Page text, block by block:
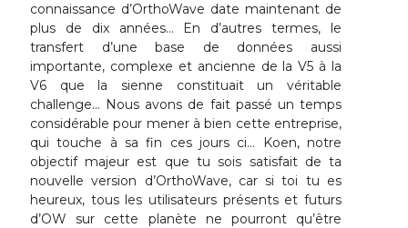
connaissance d’OrthoWave date maintenant de
plus de dix années… En d’autres termes, le
transfert d’une base de données aussi
importante, complexe et ancienne de la V5 à la
V6 que la sienne constituait un véritable
challenge… Nous avons de fait passé un temps
considérable pour mener à bien cette entreprise,
qui touche à sa fin ces jours ci… Koen, notre
objectif majeur est que tu sois satisfait de ta
nouvelle version d’OrthoWave, car si toi tu es
heureux, tous les utilisateurs présents et futurs
d’OW sur cette planète ne pourront qu’être